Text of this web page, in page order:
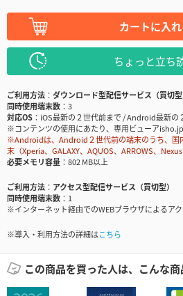
カートに入れ
ちょっと立ち
ご利用方法
ダウンロード型配信サービス（買切型
同時使用端末数
3
対応OS
iOS最新の２世代前まで / Android最新の
※コンテンツの使用にあたり、専用ビューア
※Androidは、Android２世代前の端末のうち、国
末（Xperia、GALAXY、AQUOS、ARROWS、
必要メモリ容量
802 MB以上
ご利用方法
アクセス型配信サービス（買切型）
同時使用端末数
1
※インターネット経由でのWEBブラウザによるア
※導入・利用方法の詳細はこちら
この商品を買った人は、こんな商